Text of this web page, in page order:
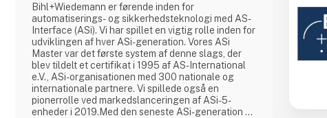
Bihl+Wiedemann er førende inden for
automatiserings- og sikkerhedsteknologi med AS-
Interface (ASi). Vi har spillet en vigtig rolle inden for
udviklingen af hver ASi-generation. Vores ASi
Master var det første system af denne slags, der
blev tildelt et certifikat i 1995 af AS-International
e.V., ASi-organisationen med 300 nationale og
internationale partnere. Vi spillede også en
pionerrolle ved markedslanceringen af ASi-5-
enheder i 2019.Med den seneste ASi-generation er